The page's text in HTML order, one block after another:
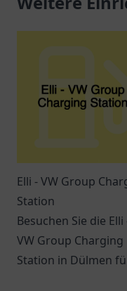
Elli - VW Group
Station
Besuchen Sie die Elli
VW Group Charging
Station in Dülmen